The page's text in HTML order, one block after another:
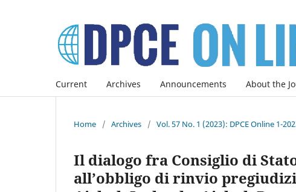
Current Archives Announcements About the
Home / Archives / Vol. 57 No. 1 (2023): DPCE Online 1-
Il dialogo fra Consiglio di
all’obbligo di rinvio